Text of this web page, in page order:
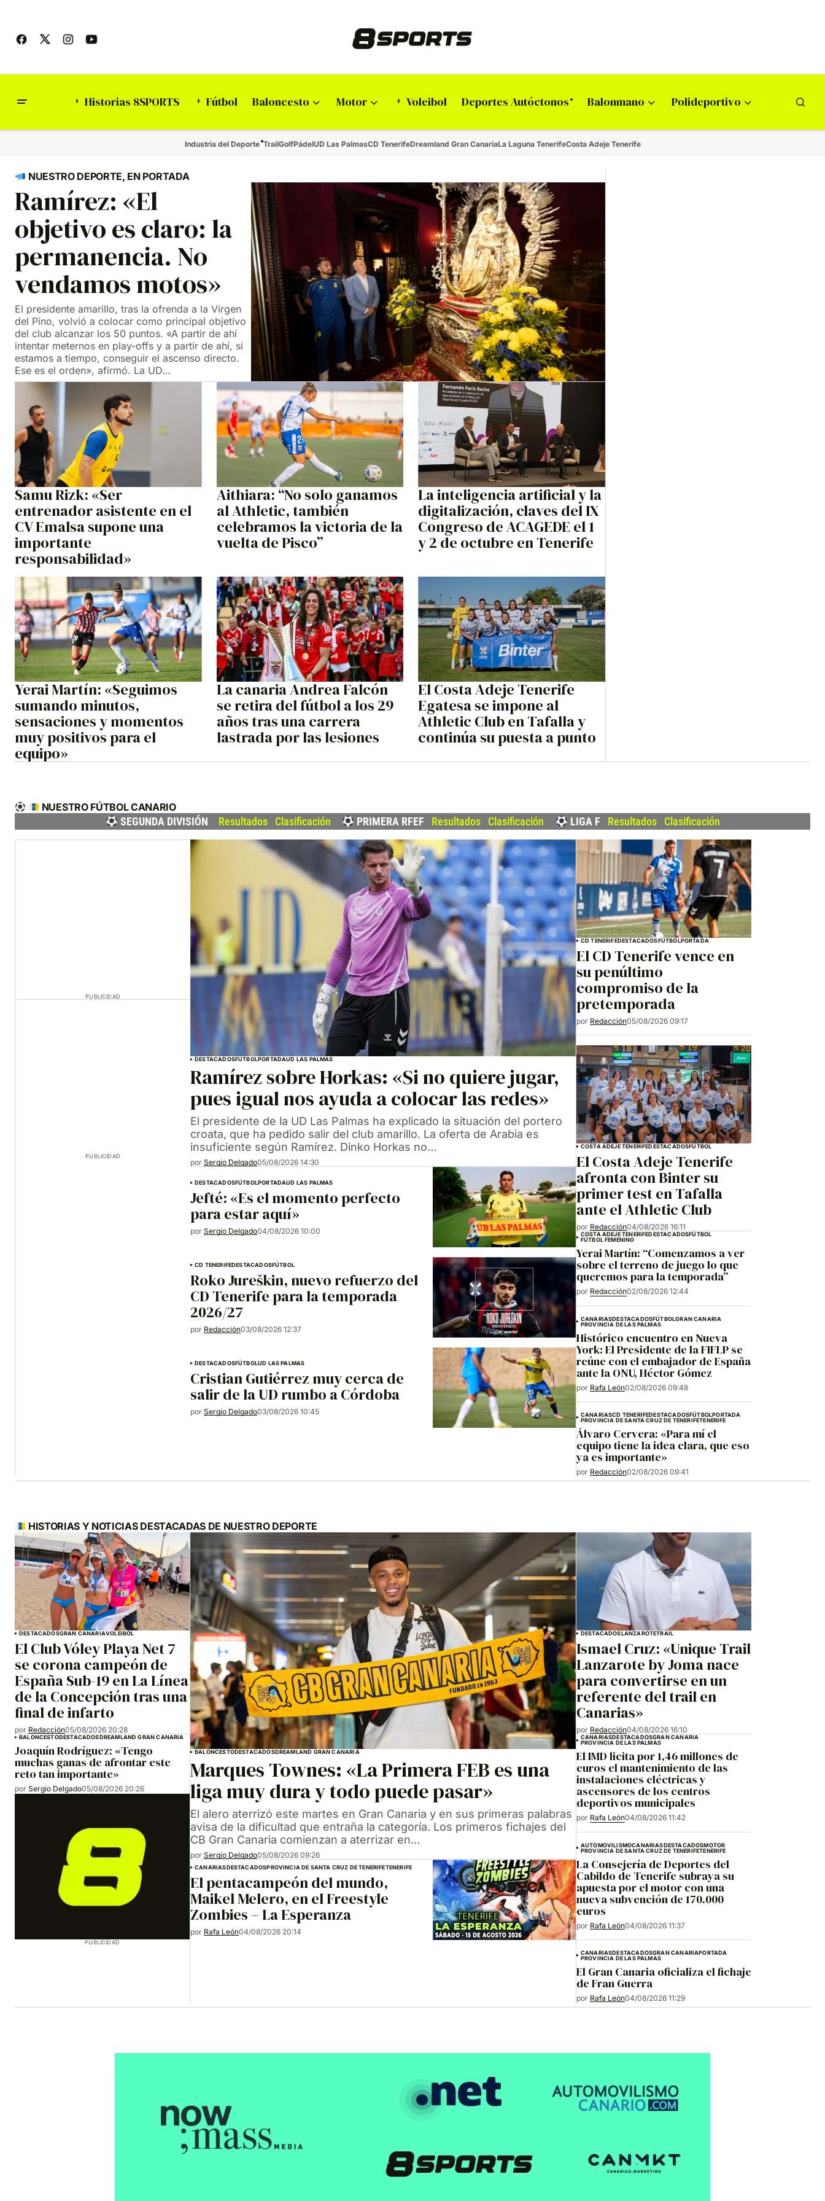
Historias 8SPORTS Fútbol Baloncesto Motor Voleibol Deportes Autóctonos Balonmano Polideportivo
Industria del Deporte TrailGolfPádelUD Las PalmasCD TenerifeDreamland Gran CanariaLa Laguna TenerifeCosta Adeje Tenerife
NUESTRO DEPORTE, EN PORTADA
Ramírez: «El
objetivo es claro: la
permanencia. No
vendamos motos»
El presidente amarillo, tras la ofrenda a la Virgen
del Pino, volvió a colocar como principal objetivo
del club alcanzar los 50 puntos. «A partir de ahí
intentar meternos en play-offs y a partir de ahí, si
estamos a tiempo, conseguir el ascenso directo.
Ese es el orden», afirmó. La UD…
Samu Rizk: «Ser
entrenador asistente en el
CV Emalsa supone una
importante
responsabilidad»
Aithiara: “No solo ganamos
al Athletic, también
celebramos la victoria de la
vuelta de Pisco”
La inteligencia artificial y la
digitalización, claves del IX
Congreso de ACAGEDE el 1
y 2 de octubre en Tenerife
Yerai Martín: «Seguimos
sumando minutos,
sensaciones y momentos
muy positivos para el
equipo»
La canaria Andrea Falcón
se retira del fútbol a los 29
años tras una carrera
lastrada por las lesiones
El Costa Adeje Tenerife
Egatesa se impone al
Athletic Club en Tafalla y
continúa su puesta a punto
NUESTRO FÚTBOL CANARIO
SEGUNDA DIVISIÓN Resultados| Clasificación PRIMERA RFEF Resultados Clasificación LIGA F Resultados| Clasificación
PUBLICIDAD
PUBLICIDAD
DESTACADOSFÚTBOLPORTADAUD LAS PALMAS
Ramírez sobre Horkas: «Si no quiere jugar,
pues igual nos ayuda a colocar las redes»
El presidente de la UD Las Palmas ha explicado la situación del portero
croata, que ha pedido salir del club amarillo. La oferta de Arabia es
insuficiente según Ramírez. Dinko Horkas no…
por Sergio Delgado05/08/2026 14:30
DESTACADOSFÚTBOLPORTADAUD LAS PALMAS
Jefté: «Es el momento perfecto
para estar aquí»
por Sergio Delgado04/08/2026 10:00
CD TENERIFEDESTACADOSFÚTBOL
Roko Jureškin, nuevo refuerzo del
CD Tenerife para la temporada
2026/27
por Redacción03/08/2026 12:37
DESTACADOSFÚTBOLUD LAS PALMAS
Cristian Gutiérrez muy cerca de
salir de la UD rumbo a Córdoba
por Sergio Delgado03/08/2026 10:45
CD TENERIFEDESTACADOSFÚTBOLPORTADA
El CD Tenerife vence en
su penúltimo
compromiso de la
pretemporada
por Redacción05/08/2026 09:17
COSTA ADEJE TENERIFEDESTACADOSFÚTBOL
El Costa Adeje Tenerife
afronta con Binter su
primer test en Tafalla
ante el Athletic Club
por Redacción04/08/2026 16:11
COSTA ADEJE TENERIFEDESTACADOSFÚTBOL
FÚTBOL FEMENINO
Yerai Martín: “Comenzamos a ver
sobre el terreno de juego lo que
queremos para la temporada”
por Redacción02/08/2026 12:44
CANARIASDESTACADOSFÚTBOLGRAN CANARIA
PROVINCIA DE LAS PALMAS
Histórico encuentro en Nueva
York: El Presidente de la FIFLP se
reúne con el embajador de España
ante la ONU, Héctor Gómez
por Rafa León02/08/2026 09:48
CANARIASCD TENERIFEDESTACADOSFÚTBOLPORTADA
PROVINCIA DE SANTA CRUZ DE TENERIFETENERIFE
Álvaro Cervera: «Para mí el
equipo tiene la idea clara, que eso
ya es importante»
por Redacción02/08/2026 09:41
HISTORIAS Y NOTICIAS DESTACADAS DE NUESTRO DEPORTE
DESTACADOSGRAN CANARIAVOLEIBOL
El Club Vóley Playa Net 7
se corona campeón de
España Sub-19 en La Línea
de la Concepción tras una
final de infarto
por Redacción05/08/2026 20:28
BALONCESTODESTACADOSDREAMLAND GRAN CANARIA
Joaquín Rodríguez: «Tengo
muchas ganas de afrontar este
reto tan importante»
por Sergio Delgado05/08/2026 20:26
PUBLICIDAD
BALONCESTODESTACADOSDREAMLAND GRAN CANARIA
Marques Townes: «La Primera FEB es una
liga muy dura y todo puede pasar»
El alero aterrizó este martes en Gran Canaria y en sus primeras palabras
avisa de la dificultad que entraña la categoría. Los primeros fichajes del
CB Gran Canaria comienzan a aterrizar en…
por Sergio Delgado05/08/2026 09:26
CANARIASDESTACADOSPROVINCIA DE SANTA CRUZ DE TENERIFETENERIFE
El pentacampeón del mundo,
Maikel Melero, en el Freestyle
Zombies – La Esperanza
por Rafa León04/08/2026 20:14
DESTACADOSLANZAROTETRAIL
Ismael Cruz: «Unique Trail
Lanzarote by Joma nace
para convertirse en un
referente del trail en
Canarias»
por Redacción04/08/2026 16:10
CANARIASDESTACADOSGRAN CANARIA
PROVINCIA DE LAS PALMAS
El IMD licita por 1,46 millones de
euros el mantenimiento de las
instalaciones eléctricas y
ascensores de los centros
deportivos municipales
por Rafa León04/08/2026 11:42
AUTOMOVILISMOCANARIASDESTACADOSMOTOR
PROVINCIA DE SANTA CRUZ DE TENERIFETENERIFE
La Consejería de Deportes del
Cabildo de Tenerife subraya su
apuesta por el motor con una
nueva subvención de 170.000
euros
por Rafa León04/08/2026 11:37
CANARIASDESTACADOSGRAN CANARIAPORTADA
PROVINCIA DE LAS PALMAS
El Gran Canaria oficializa el fichaje
de Fran Guerra
por Rafa León04/08/2026 11:29